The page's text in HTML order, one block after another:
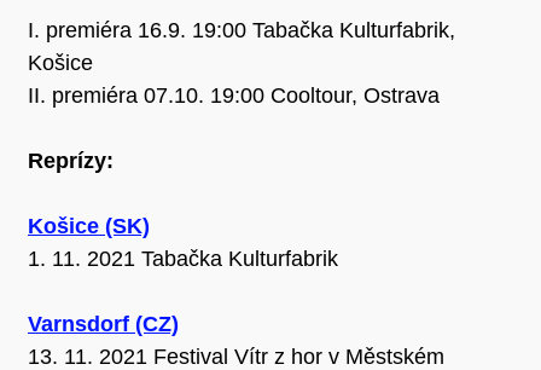
I. premiéra 16.9. 19:00 Tabačka Kulturfabrik,
Košice
II. premiéra 07.10. 19:00 Cooltour, Ostrava
Reprízy:
Košice (SK)
1. 11. 2021 Tabačka Kulturfabrik
Varnsdorf (CZ)
13. 11. 2021 Festival Vítr z hor v Městském